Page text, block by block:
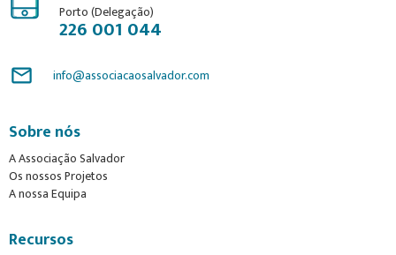
Porto (Delegação)
226 001 044
mail_outline info@associacaosalvador.com
Sobre nós
A Associação Salvador
Os nossos Projetos
A nossa Equipa
Recursos